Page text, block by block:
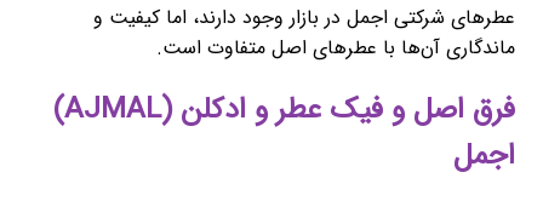
عطرهای شرکتی اجمل در بازار وجود دارند، اما کیفیت و
ماندگاری آن‌ها با عطرهای اصل متفاوت است.
فرق اصل و فیک عطر و ادکلن (AJMAL)
اجمل